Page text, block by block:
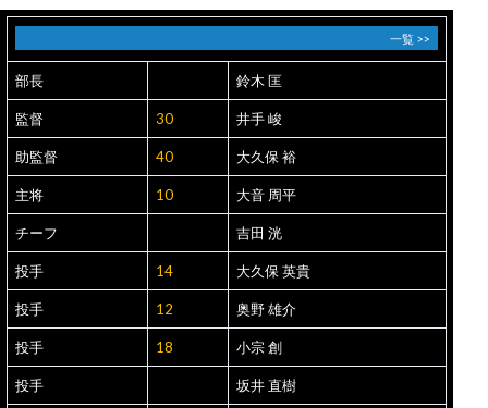
一覧 >>
部長 鈴木 匡
監督 30 井手 峻
助監督 40 大久保 裕
主将 10 大音 周平
チーフ 吉田 洸
投手 14 大久保 英貴
投手 12 奥野 雄介
投手 18 小宗 創
投手 坂井 直樹